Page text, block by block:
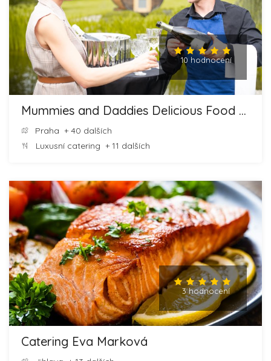
10 hodnocení
Mummies and Daddies Delicious Food and Cheesecakes
Praha + 40 dalších
Luxusní catering + 11 dalších
3 hodnocení
Catering Eva Marková